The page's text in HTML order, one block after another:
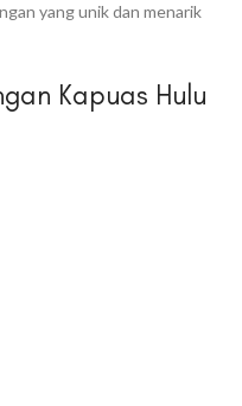
yang unik dan menarik
Kapuas Hulu